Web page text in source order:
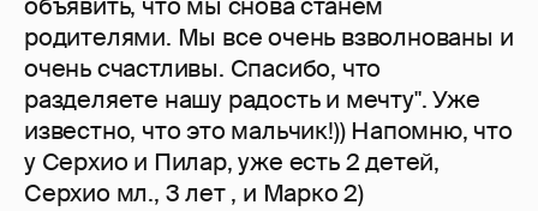
объявить, что мы снова станем
родителями. Мы все очень взволнованы и
очень счастливы. Спасибо, что
разделяете нашу радость и мечту". Уже
известно, что это мальчик!)) Напомню, что
у Серхио и Пилар, уже есть 2 детей,
Серхио мл., 3 лет , и Марко 2)